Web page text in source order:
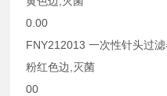
0.00
FNY212013 一次性针头过
粉红色边,灭菌 100
00